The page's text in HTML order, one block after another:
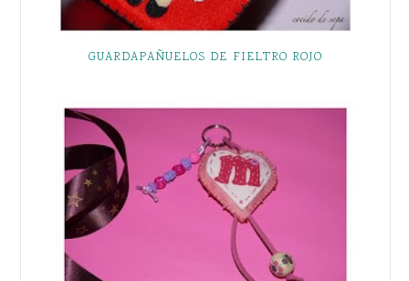
GUARDAPAÑUELOS DE FIELTRO ROJO